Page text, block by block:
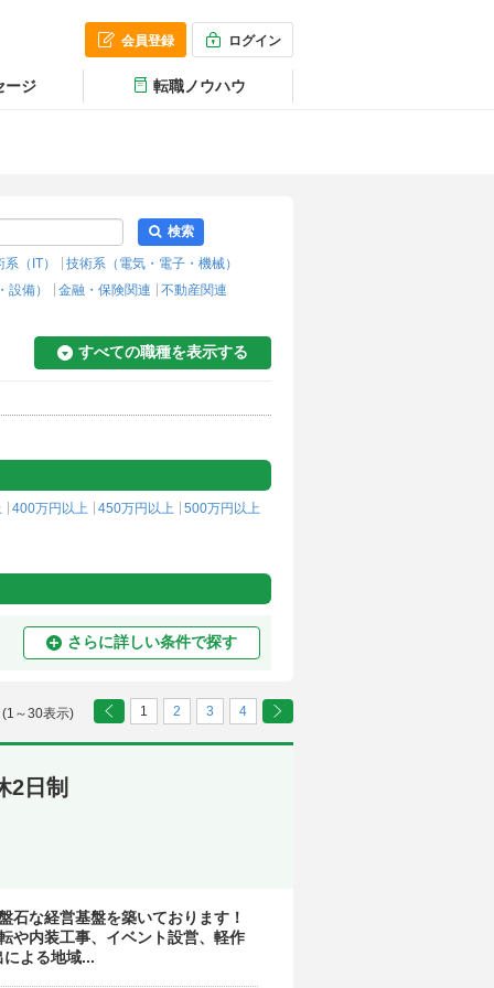
会員登録 ログイン
ージ 転職ノウハウ
検索
系（IT）
技術系（電気・電子・機械）
備）
金融・保険関連 不動産関連
すべての職種を表示する
400万円以上 450万円以上 500万円以上
さらに詳しい条件で探す
(1～30表示) 1 2 3 4
2日制
な経営基盤を築いております！
や内装工事、イベント設営、軽作
よる地域...